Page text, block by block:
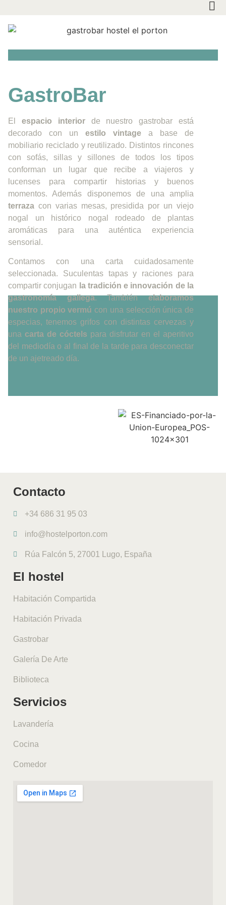
GastroBar
El espacio interiorde nuestro gastrobar está
decorado con un estilo vintage a base de
mobiliario reciclado y reutilizado. Distintos rincones
con sofás, sillas y sillones de todos los tipos
conforman un lugar que recibe a viajeros y
lucenses para compartir historias y buenos
momentos. Además disponemos de una amplia
terraza con varias mesas, presidida por un viejo
nogal un histórico nogal rodeado de plantas
aromáticas para una auténtica experiencia
sensorial.
Contamos con una carta cuidadosamente
seleccionada. Suculentas tapas y raciones para
compartir conjugan la tradición e innovación de la
gastronomía gallega. Tambiénelaboramos
nuestro propio vermú con una selección única de
especias, tenemos grifos con distintas cervezas y
una carta de cóctels para disfrutar en el aperitivo
del mediodía o al final de la tarde para desconectar
de un ajetreado día.
Contacto
+34 686 31 95 03
info@hostelporton.com
Rúa Falcón 5, 27001 Lugo, España
El hostel
Habitación Compartida
Habitación Privada
Gastrobar
Galería De Arte
Biblioteca
Servicios
Lavandería
Cocina
Comedor